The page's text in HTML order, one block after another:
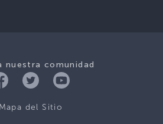
nuestra comunidad
Mapa del Sitio